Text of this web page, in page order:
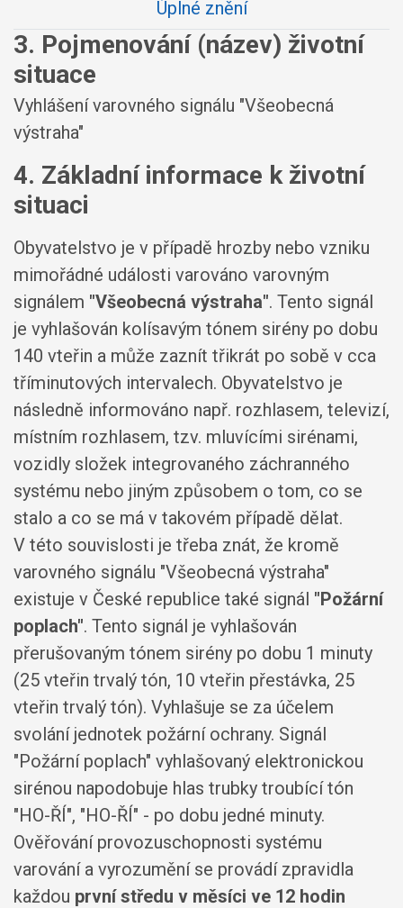
Úplné znění
3. Pojmenování (název) životní
situace
Vyhlášení varovného signálu "Všeobecná
výstraha"
4. Základní informace k životní
situaci
Obyvatelstvo je v případě hrozby nebo vzniku
mimořádné události varováno varovným
signálem "Všeobecná výstraha". Tento signál
je vyhlašován kolísavým tónem sirény po dobu
140 vteřin a může zaznít třikrát po sobě v cca
tříminutových intervalech. Obyvatelstvo je
následně informováno např. rozhlasem, televizí,
místním rozhlasem, tzv. mluvícími sirénami,
vozidly složek integrovaného záchranného
systému nebo jiným způsobem o tom, co se
stalo a co se má v takovém případě dělat.
V této souvislosti je třeba znát, že kromě
varovného signálu "Všeobecná výstraha"
existuje v České republice také signál "Požární
poplach". Tento signál je vyhlašován
přerušovaným tónem sirény po dobu 1 minuty
(25 vteřin trvalý tón, 10 vteřin přestávka, 25
vteřin trvalý tón). Vyhlašuje se za účelem
svolání jednotek požární ochrany. Signál
"Požární poplach" vyhlašovaný elektronickou
sirénou napodobuje hlas trubky troubící tón
"HO-ŘÍ", "HO-ŘÍ" - po dobu jedné minuty.
Ověřování provozuschopnosti systému
varování a vyrozumění se provádí zpravidla
každou první středu v měsíci ve 12 hodin